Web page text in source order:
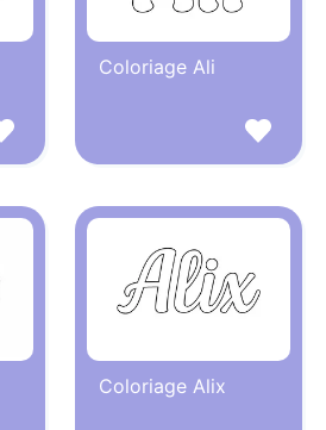
Coloriage Ali
Coloriage Alix